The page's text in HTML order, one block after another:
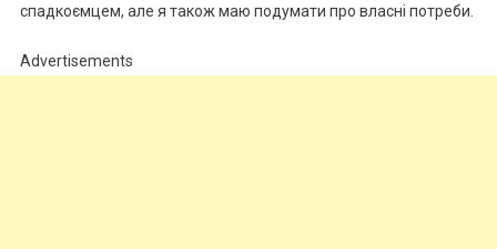
спадкоємцем, але я також маю подумати про власні потреби.
Advertisements